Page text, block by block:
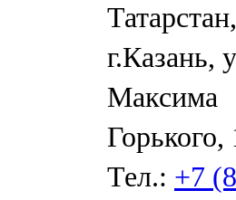
Татарстан,
г.Казань,
Максима
Горького,
Тел.: +7